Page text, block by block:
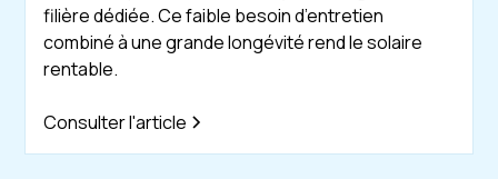
filière dédiée. Ce faible besoin d’entretien
combiné à une grande longévité rend le solaire
rentable.
Consulter l'article